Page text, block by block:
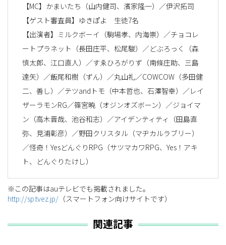
【MC】かまいたち（山内健司、濱家隆一）／伊沢拓司
【ゲスト審査員】ゆきぽよ 生徒7名
【出演者】ミルクボーイ（駒場孝、内海崇）／チョコレ
ートプラネット（長田庄平、松尾駿）／どぶろっく（森
慎太郎、江口直人）／すゑひろがりず（南條庄助、三島
達矢）／飯尾和樹（ずん）／丸山礼／COWCOW（多田健
二、善し）／テツandトモ（中本哲也、石澤智幸）／レイ
ザーラモンRG／篠宮暁（オジンオズボーン）／ジョイマ
ン（高木晋哉、池谷和志）／アイデンティティ（田島直
弥、見浦彰彦）／野田クリスタル（マヂカルラブリー）
／怪奇！YesどんぐりRPG（サツマカワRPG、Yes！アキ
ト、どんぐりたけし）
※この記事はauテレビでも掲載されました。
http://sp.tvez.jp/ （スマートフォン向けサイトです）
関連記事